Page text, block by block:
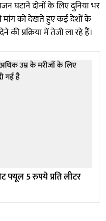
घटाने दोनों के लिए दुनिया भर
मांग को देखते हुए कई देशों के
प्रक्रिया में तेजी ला रहे हैं।
फ्यूल 5 रुपये प्रति लीटर